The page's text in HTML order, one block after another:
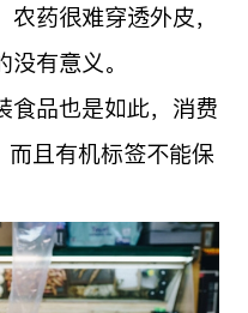
药很难穿透外皮，
有意义。
食品也是如此，消费
且有机标签不能保